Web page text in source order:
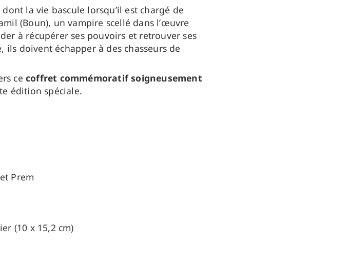
la vie bascule lorsqu’il est chargé de
(Boun), un vampire scellé dans l’œuvre
à récupérer ses pouvoirs et retrouver ses
doivent échapper à des chasseurs de
ce coffret commémoratif soigneusement
édition spéciale.
Prem
(10 x 15,2 cm)